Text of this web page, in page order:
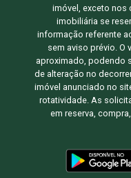
imóvel, exceto nos
imobiliária se
informação referente
sem aviso prévio. O
aproximado, podendo
de alteração no
imóvel anunciado no
rotatividade. As
em reserva,